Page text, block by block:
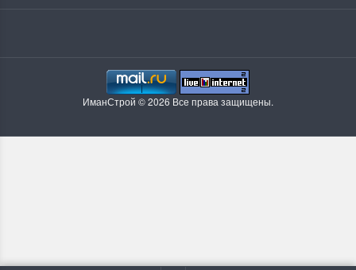
ИманСтрой © 2026 Все права защищены.